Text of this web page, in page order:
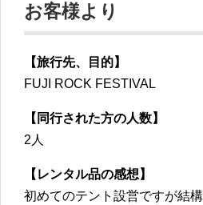
お客様より
【旅行先、目的】
FUJI ROCK FESTIVAL
【同行された方の人数】
2人
【レンタル品の感想】
初めてのテント設営ですが結